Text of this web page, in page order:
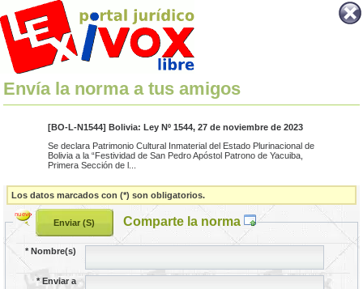
Envía la norma a tus amigos
[BO-L-N1544] Bolivia: Ley Nº 1544, 27 de noviembre de 2023
Se declara Patrimonio Cultural Inmaterial del Estado Plurinacional de
Bolivia a la “Festividad de San Pedro Apóstol Patrono de Yacuiba,
Primera Sección de l...
Los datos marcados con (*) son obligatorios.
Comparte la norma
*Nombre(s)
*Enviar a